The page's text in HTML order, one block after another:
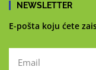
NEWSLETTER
E-pošta koju ćete